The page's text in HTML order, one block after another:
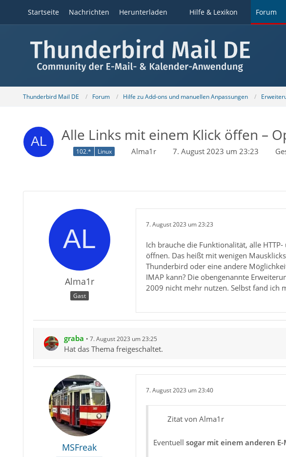
Startseite Nachrichten Herunterladen Hilfe & Lexikon Forum
Thunderbird Mail DE Forum Hilfe zu Add-ons und manuellen Anpassungen
Alle Links mit einem Klick öffen –
102.* Linux Alma1r 7. August 2023 um 23:23
Alma1r
Gast
7. August 2023 um 23:23
Ich brauche die Funktionalität, alle
öffnen. Das heißt mit wenigen
Thunderbird oder eine andere
IMAP kann? Die obengenannte
2009 nicht mehr nutzen. Selbst fand ich
graba 7. August 2023 um 23:25
Hat das Thema freigeschaltet.
MSFreak
7. August 2023 um 23:40
Zitat von Alma1r
Eventuell sogar mit einem anderen